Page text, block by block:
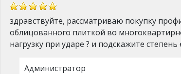
здравствуйте, рассматриваю покупку
облицованного плиткой во
нагрузку при ударе ? и подскажите степень
Администратор